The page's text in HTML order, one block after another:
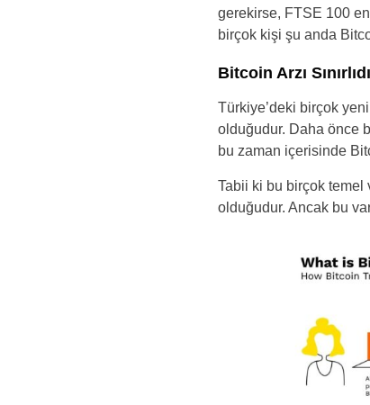
gerekirse, FTSE 100
birçok kişi şu anda
Bitcoin Arzı
Türkiye’deki birçok yeni
olduğudur. Daha önce
bu zaman içerisinde
Tabii ki bu birçok temel
olduğudur. Ancak bu